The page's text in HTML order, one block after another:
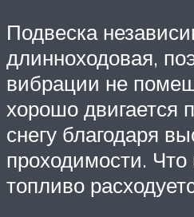
Подвеска
длинноходовая,
вибрации не
хорошо двигается
снегу благодаря
проходимости. Что
топливо